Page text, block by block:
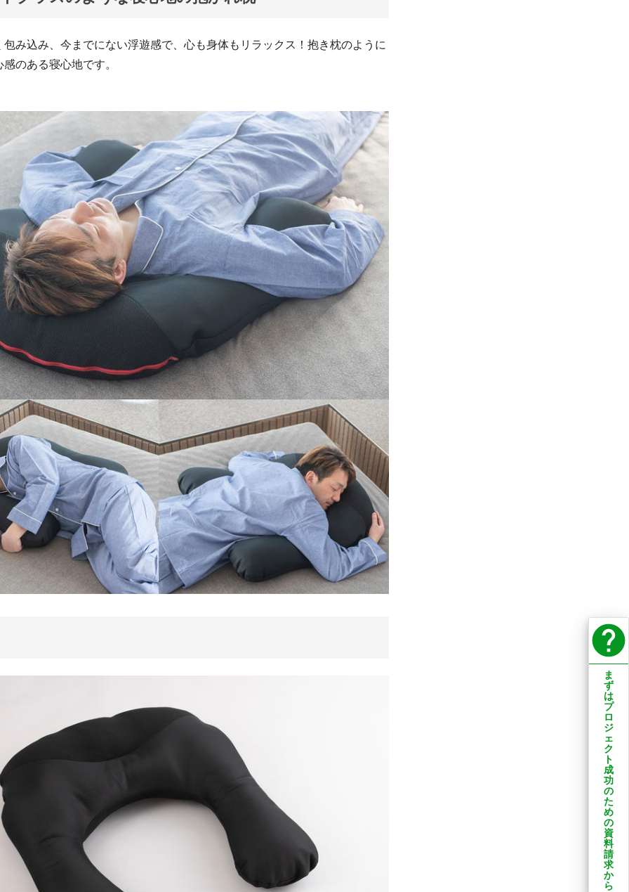
包み込み、今までにない浮遊感で、心も身体もリラックス！抱き枕のように
のある寝心地です。
help
ま
ず
は
プ
ロ
ジ
ェ
ク
ト
成
功
の
た
め
の
資
料
請
求
か
ら